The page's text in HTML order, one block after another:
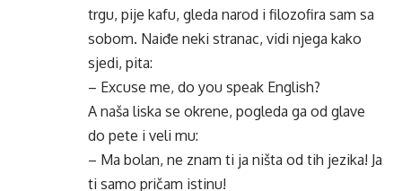
trgu, pije kafu, gleda narod i filozofira sam sa
sobom. Naiđe neki stranac, vidi njega kako
sjedi, pita:
– Excuse me, do you speak English?
A naša liska se okrene, pogleda ga od glave
do pete i veli mu:
– Ma bolan, ne znam ti ja ništa od tih jezika! Ja
ti samo pričam istinu!